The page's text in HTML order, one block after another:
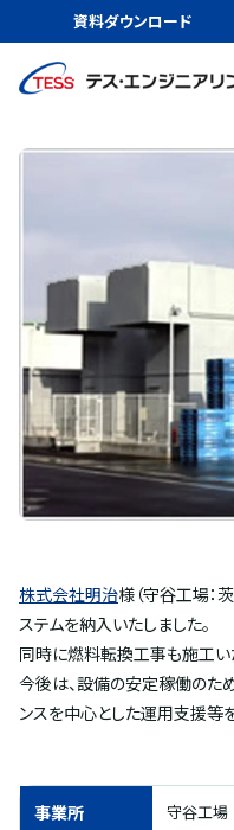
資料ダウンロード
実績紹介 株式会社明治
CGS/燃料電池
株式会社明治様
株式会社明治様（守谷工場：
ステムを納入いたしました。
同時に燃料転換工事も施工い
今後は、設備の安定稼働のた
ンスを中心とした運用支援等
事業所 守谷工場